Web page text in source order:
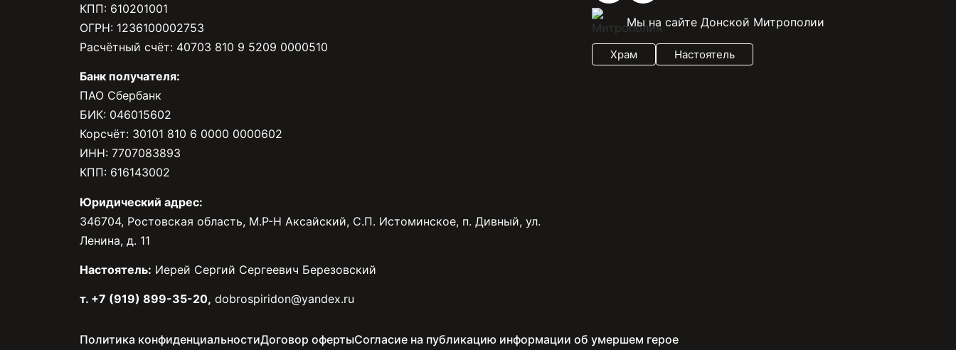
КПП: 610201001
ОГРН: 1236100002753
Расчётный счёт: 40703 810 9 5209 0000510
Банк получателя:
ПАО Сбербанк
БИК: 046015602
Корсчёт: 30101 810 6 0000 0000602
ИНН: 7707083893
КПП: 616143002
Юридический адрес:
346704, Ростовская область, М.Р-Н Аксайский, С.П. Истоминское, п. Дивный, ул.
Ленина, д. 11
Настоятель: Иерей Сергий Сергеевич Березовский
т. +7 (919) 899-35-20, dobrospiridon@yandex.ru
Мы на сайте Донской Митрополии
Храм Настоятель
Политика конфиденциальностиДоговор офертыСогласие на публикацию информации об умершем герое